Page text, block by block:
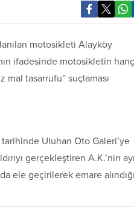
motosikleti Alayköy
ifadesinde motosikletin
mal tasarrufu” suçlaması
Uluhan Oto Galeri’ye
gerçekleştiren A.K.’nin
ele geçirilerek emare